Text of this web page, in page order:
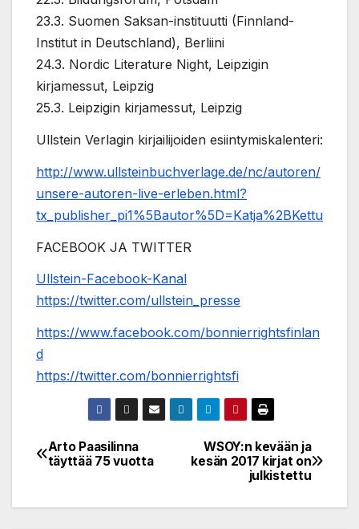
23.3. Suomen Saksan-instituutti (Finnland-
Institut in Deutschland), Berliini
24.3. Nordic Literature Night, Leipzigin
kirjamessut, Leipzig
25.3. Leipzigin kirjamessut, Leipzig
Ullstein Verlagin kirjailijoiden esiintymiskalenteri:
http://www.ullsteinbuchverlage.de/nc/autoren/
unsere-autoren-live-erleben.html?
tx_publisher_pi1%5Bautor%5D=Katja%2BKettu
FACEBOOK JA TWITTER
Ullstein-Facebook-Kanal
https://twitter.com/ullstein_presse
https://www.facebook.com/bonnierrightsfinlan
d
https://twitter.com/bonnierrightsfi
Post
WSOY:n kevään ja
kesän 2017 kirjat on
julkistettu
Arto Paasilinna
täyttää 75 vuotta